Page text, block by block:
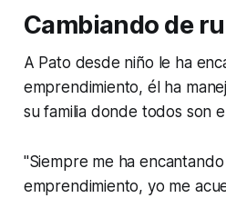
Cambiando de
A Pato desde niño le ha
emprendimiento, él ha
su familia donde todos son
"Siempre me ha
emprendimiento, yo me